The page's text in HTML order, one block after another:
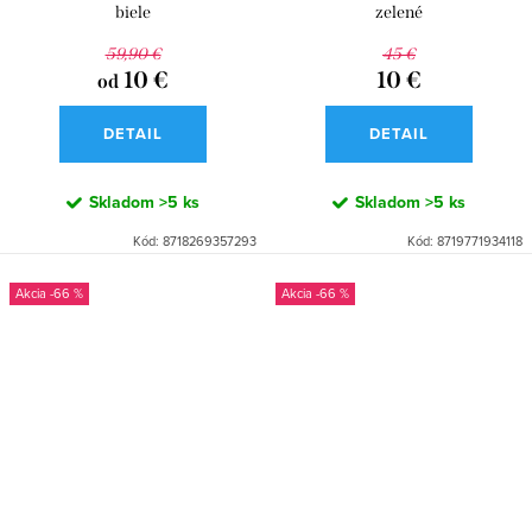
biele
59,90 €
od 10 €
DETAIL
Skladom >5 ks
Kód: 8718269357293
zelené
45 €
10 €
DETAIL
Skladom >5 ks
Kód: 8719771934118
-66 % -66 %